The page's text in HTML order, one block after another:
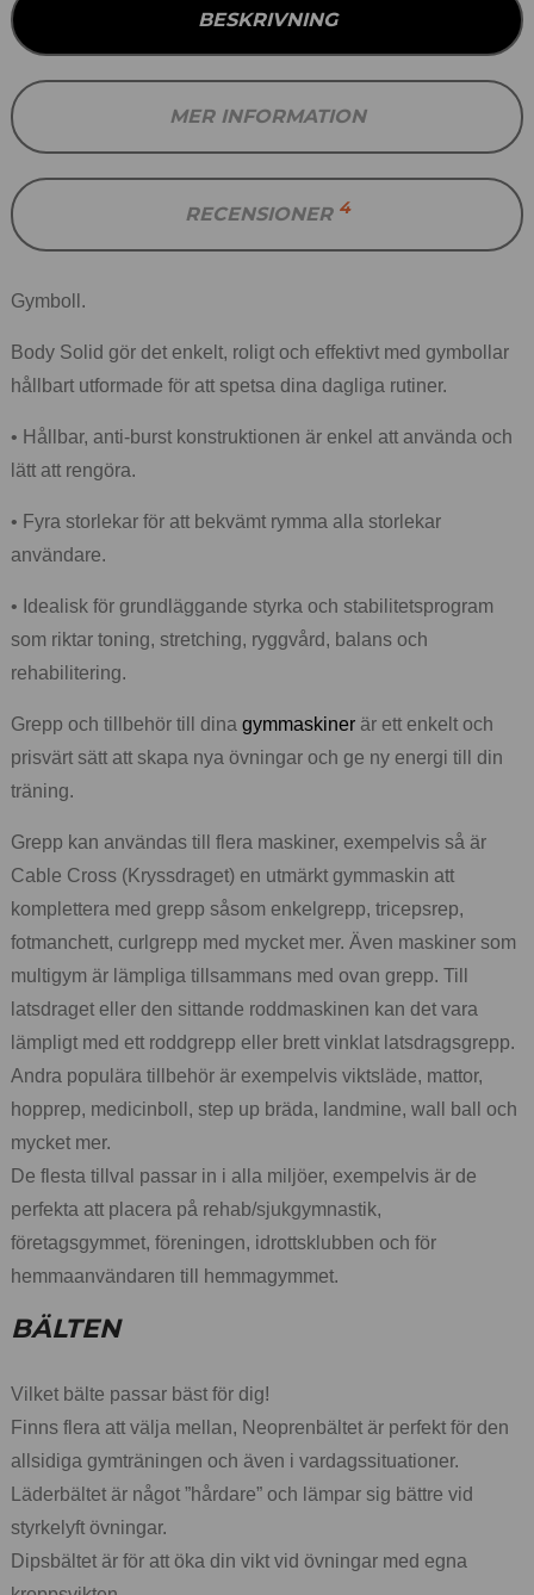
BESKRIVNING
MER INFORMATION
RECENSIONER 4
Gymboll.
Body Solid gör det enkelt, roligt och effektivt med gymbollar
hållbart utformade för att spetsa dina dagliga rutiner.
• Hållbar, anti-burst konstruktionen är enkel att använda och
lätt att rengöra.
• Fyra storlekar för att bekvämt rymma alla storlekar
användare.
• Idealisk för grundläggande styrka och stabilitetsprogram
som riktar toning, stretching, ryggvård, balans och
rehabilitering.
Grepp och tillbehör till dina gymmaskiner är ett enkelt och
prisvärt sätt att skapa nya övningar och ge ny energi till din
träning.
Grepp kan användas till flera maskiner, exempelvis så är
Cable Cross (Kryssdraget) en utmärkt gymmaskin att
komplettera med grepp såsom enkelgrepp, tricepsrep,
fotmanchett, curlgrepp med mycket mer. Även maskiner som
multigym är lämpliga tillsammans med ovan grepp. Till
latsdraget eller den sittande roddmaskinen kan det vara
lämpligt med ett roddgrepp eller brett vinklat latsdragsgrepp.
Andra populära tillbehör är exempelvis viktsläde, mattor,
hopprep, medicinboll, step up bräda, landmine, wall ball och
mycket mer.
De flesta tillval passar in i alla miljöer, exempelvis är de
perfekta att placera på rehab/sjukgymnastik,
företagsgymmet, föreningen, idrottsklubben och för
hemmaanvändaren till hemmagymmet.
BÄLTEN
Vilket bälte passar bäst för dig!
Finns flera att välja mellan, Neoprenbältet är perfekt för den
allsidiga gymträningen och även i vardagssituationer.
Läderbältet är något ”hårdare” och lämpar sig bättre vid
styrkelyft övningar.
Dipsbältet är för att öka din vikt vid övningar med egna